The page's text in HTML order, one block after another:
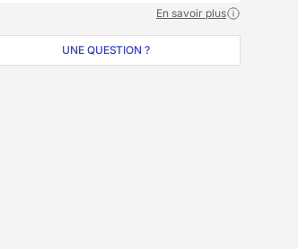
En savoir plus
UNE QUESTION ?